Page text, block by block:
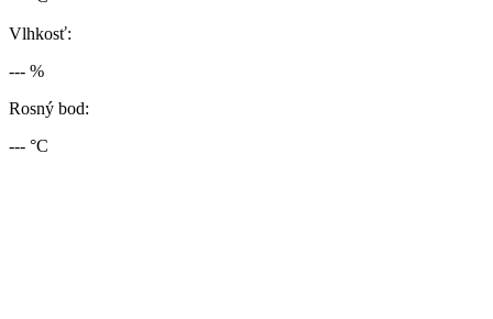
Vlhkosť:
--- %
Rosný bod:
--- °C